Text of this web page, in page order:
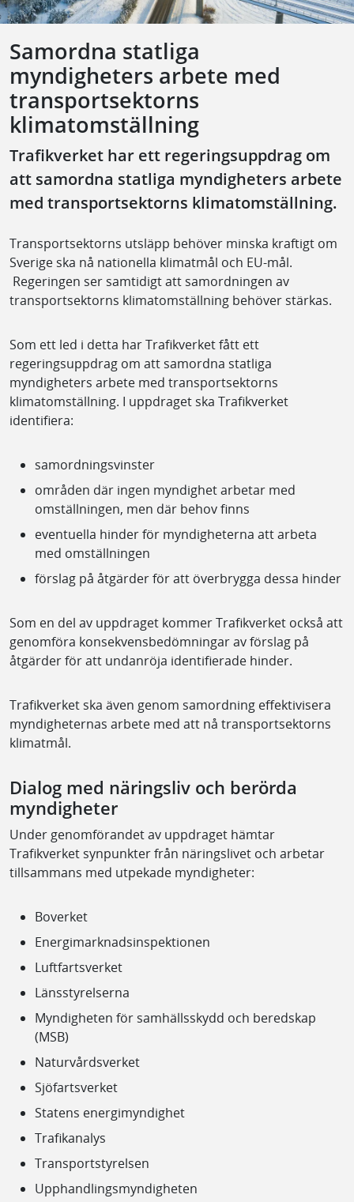
Samordna statliga
myndigheters arbete med
transportsektorns
klimatomställning
Trafikverket har ett regeringsuppdrag om
att samordna statliga myndigheters arbete
med transportsektorns klimatomställning.
Transportsektorns utsläpp behöver minska kraftigt om
Sverige ska nå nationella klimatmål och EU-mål.
Regeringen ser samtidigt att samordningen av
transportsektorns klimatomställning behöver stärkas.
Som ett led i detta har Trafikverket fått ett
regeringsuppdrag om att samordna statliga
myndigheters arbete med transportsektorns
klimatomställning. I uppdraget ska Trafikverket
identifiera:
samordningsvinster
områden där ingen myndighet arbetar med
omställningen, men där behov finns
eventuella hinder för myndigheterna att arbeta
med omställningen
förslag på åtgärder för att överbrygga dessa hinder
Som en del av uppdraget kommer Trafikverket också att
genomföra konsekvensbedömningar av förslag på
åtgärder för att undanröja identifierade hinder.
Trafikverket ska även genom samordning effektivisera
myndigheternas arbete med att nå transportsektorns
klimatmål.
Dialog med näringsliv och berörda
myndigheter
Under genomförandet av uppdraget hämtar
Trafikverket synpunkter från näringslivet och arbetar
tillsammans med utpekade myndigheter:
Boverket
Energimarknadsinspektionen
Luftfartsverket
Länsstyrelserna
Myndigheten för samhällsskydd och beredskap
(MSB)
Naturvårdsverket
Sjöfartsverket
Statens energimyndighet
Trafikanalys
Transportstyrelsen
Upphandlingsmyndigheten